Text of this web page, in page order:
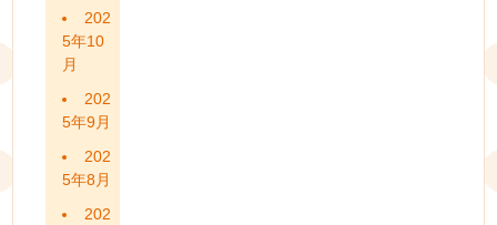
202
5年10
月
202
5年9月
202
5年8月
202